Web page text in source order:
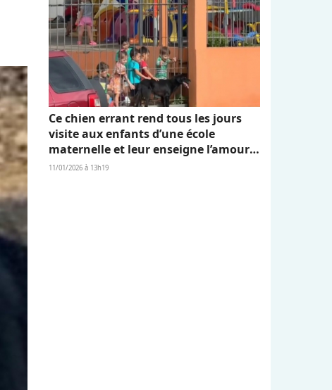
Ce chien errant rend tous les jours
visite aux enfants d’une école
maternelle et leur enseigne l’amour
et l’empathie (vidéo)
11/01/2026 à 13h19